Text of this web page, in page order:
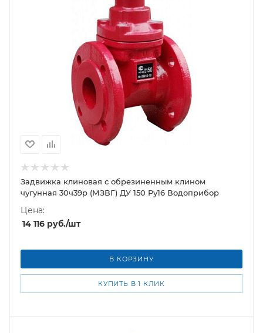
Задвижка клиновая с обрезиненным клином
чугунная 30ч39р (МЗВГ) ДУ 150 Ру16 Водоприбор
Цена:
14 116 руб./шт
В КОРЗИНУ
КУПИТЬ В 1 КЛИК